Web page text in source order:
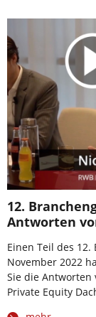
12.
Antworten
Einen Teil des
November 2022
Sie die Antworten
Private Equity